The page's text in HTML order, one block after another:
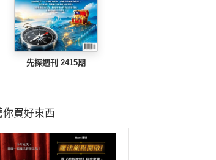
先探週刊 2415期
你買好東西